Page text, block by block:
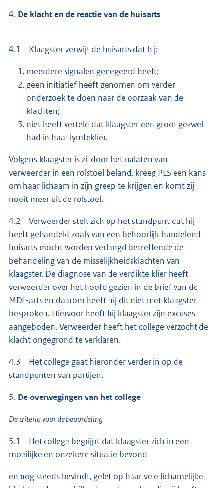
4. De klacht en de reactie van de huisarts
4.1 Klaagster verwijt de huisarts dat hij:
meerdere signalen genegeerd heeft;
geen initiatief heeft genomen om verder
onderzoek te doen naar de oorzaak van de
klachten;
niet heeft verteld dat klaagster een groot gezwel
had in haar lymfeklier.
Volgens klaagster is zij door het nalaten van
verweerder in een rolstoel beland, kreeg PLS een kans
om haar lichaam in zijn greep te krijgen en komt zij
nooit meer uit de rolstoel.
4.2 Verweerder stelt zich op het standpunt dat hij
heeft gehandeld zoals van een behoorlijk handelend
huisarts mocht worden verlangd betreffende de
behandeling van de misselijkheidsklachten van
klaagster. De diagnose van de verdikte klier heeft
verweerder over het hoofd gezien in de brief van de
MDL-arts en daarom heeft hij dit niet met klaagster
besproken. Hiervoor heeft hij klaagster zijn excuses
aangeboden. Verweerder heeft het college verzocht de
klacht ongegrond te verklaren.
4.3 Het college gaat hieronder verder in op de
standpunten van partijen.
5. De overwegingen van het college
De criteria voor de beoordeling
5.1 Het college begrijpt dat klaagster zich in een
moeilijke en onzekere situatie bevond
en nog steeds bevindt, gelet op haar vele lichamelijke